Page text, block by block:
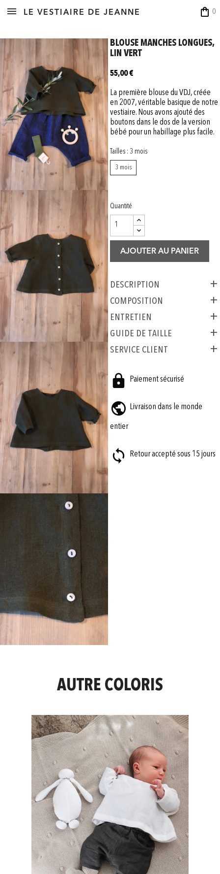
shopping_bag 0
LE VESTIAIRE DE JEANNE
BLOUSE MANCHES LONGUES,
LIN VERT
55,00 €
La première blouse du VDJ, créée
en 2007, véritable basique de notre
vestiaire. Nous avons ajouté des
boutons dans le dos de la version
bébé pour un habillage plus facile.
Tailles : 3 mois
3 mois
Quantité
AJOUTER AU PANIER
Description
COMPOSITION
ENTRETIEN
GUIDE DE TAILLE
SERVICE CLIENT
Paiement sécurisé
Livraison dans le monde
entier
Retour accepté sous 15 jours
AUTRE COLORIS